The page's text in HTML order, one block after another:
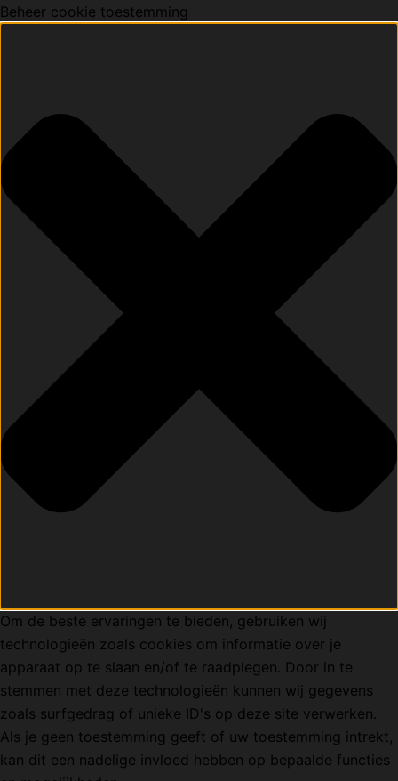
Beheer cookie toestemming
Om de beste ervaringen te bieden, gebruiken wij
technologieën zoals cookies om informatie over je
apparaat op te slaan en/of te raadplegen. Door in te
stemmen met deze technologieën kunnen wij gegevens
zoals surfgedrag of unieke ID's op deze site verwerken.
Als je geen toestemming geeft of uw toestemming intrekt,
kan dit een nadelige invloed hebben op bepaalde functies